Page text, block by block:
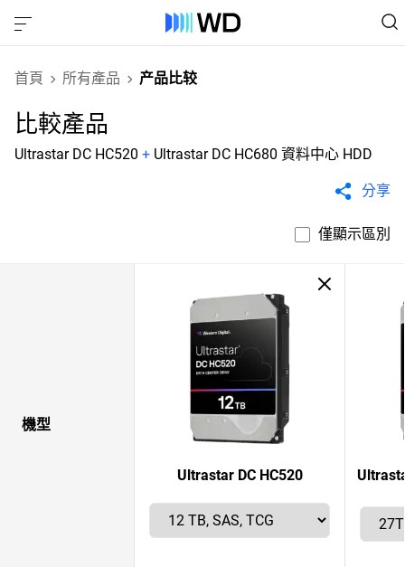
首頁 所有產品 产品比较
比較產品
Ultrastar DC HC520 + Ultrastar DC HC680 資料中心 HDD
分享
僅顯示區別
機型
Ultrastar DC HC520